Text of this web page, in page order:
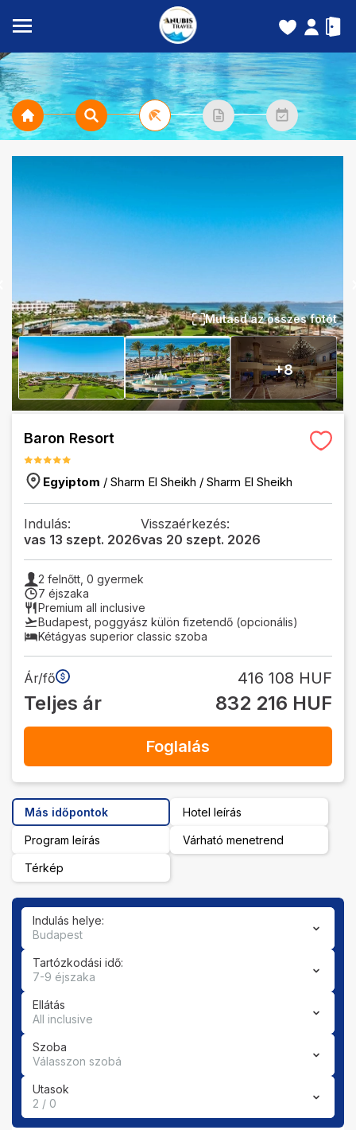
Mutasd az összes fotót
+8
Baron Resort
Egyiptom / Sharm El Sheikh / Sharm El Sheikh
Indulás:
vas 13 szept. 2026
Visszaérkezés:
vas 20 szept. 2026
2 felnőtt, 0 gyermek
7 éjszaka
Premium all inclusive
Budapest poggyász külön fizetendő (opcionális)
Kétágyas superior classic szoba
Ár/fő 416 108 HUF
Teljes ár 832 216 HUF
Foglalás
Más időpontok Hotel leírás
Program leírás Várható menetrend
Térkép
Indulás helye:
Budapest
Tartózkodási idő:
7-9 éjszaka
Ellátás
All inclusive
Szoba
Válasszon szobá
Utasok
2 / 0